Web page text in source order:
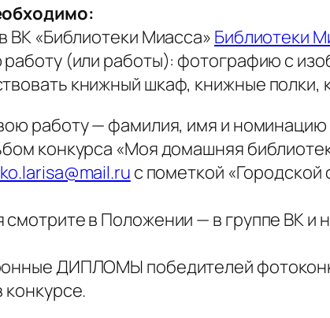
ВК «Библиотеки Миасса» Библиотеки
работу (или работы): фотографию с
книжный шкаф, книжные полки,
работу — фамилия, имя и номинацию
конкурса «Моя домашняя
с пометкой «Городской
в Положении — в группе ВК и
ДИПЛОМЫ победителей
конкурсе.